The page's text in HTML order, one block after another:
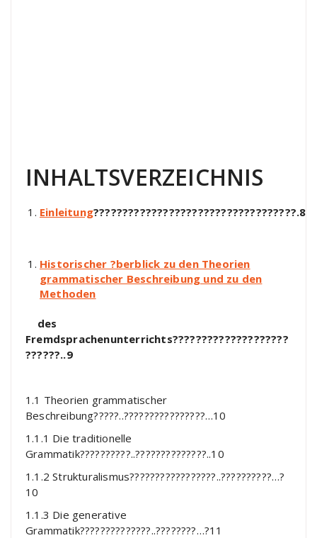
INHALTSVERZEICHNIS
Einleitung???????????????????????????????????.8
Historischer ?berblick zu den Theorien
grammatischer Beschreibung und zu den
Methoden
des
Fremdsprachenunterrichts????????????????????
??????..9
1.1 Theorien grammatischer
Beschreibung?????..????????????????…10
1.1.1 Die traditionelle
Grammatik??????????..??????????????..10
1.1.2 Strukturalismus?????????????????..??????????…?
10
1.1.3 Die generative
Grammatik??????????????..????????…?11